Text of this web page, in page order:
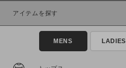
商品タイプ
通常商品
セール価格
アイテムを探す
MENS LADIES